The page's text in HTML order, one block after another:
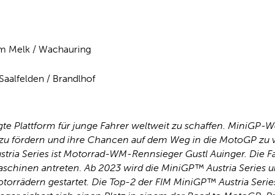
/ Wachauring
/ Brandlhof
Plattform für junge Fahrer weltweit zu schaffen. MiniGP-
fördern und ihre Chancen auf dem Weg in die MotoGP zu
Series ist Motorrad-WM-Rennsieger Gustl Auinger. Die
antreten. Ab 2023 wird die MiniGP™ Austria Series
gestartet. Die Top-2 der FIM MiniGP™ Austria